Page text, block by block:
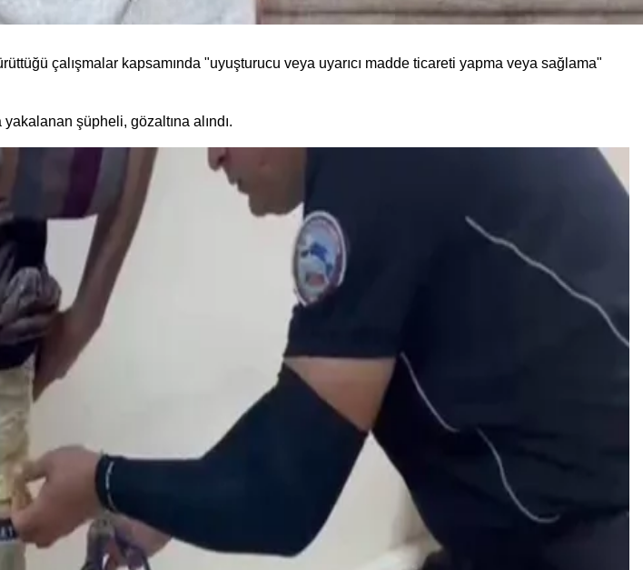
çalışmalar kapsamında "uyuşturucu veya uyarıcı madde ticareti yapma veya sağlama"
şüpheli, gözaltına alındı.